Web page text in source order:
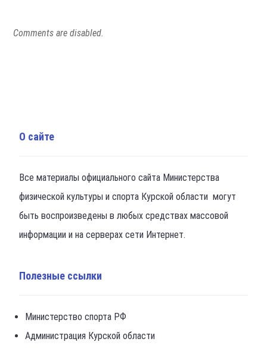
Comments are disabled.
О сайте
Все материалы официального сайта Министерства
физической культуры и спорта Курской области могут
быть воспроизведены в любых средствах массовой
информации и на серверах сети Интернет.
Полезные ссылки
Министерство спорта РФ
Администрация Курской области